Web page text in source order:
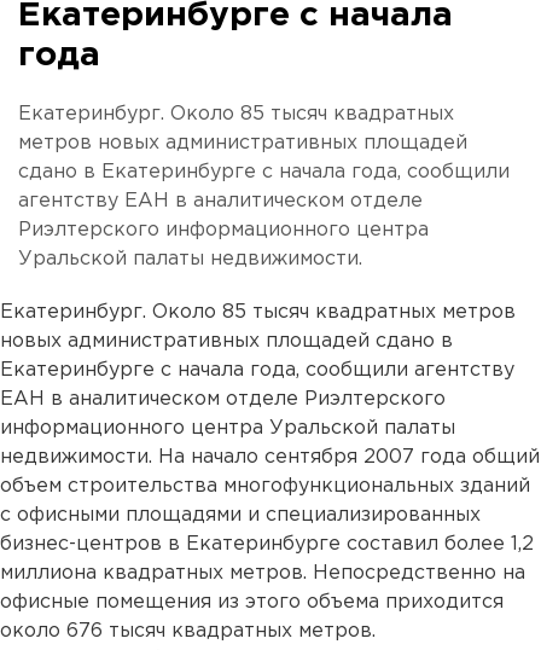
Екатеринбурге с начала
года
Екатеринбург. Около 85 тысяч квадратных
метров новых административных площадей
сдано в Екатеринбурге с начала года, сообщили
агентству ЕАН в аналитическом отделе
Риэлтерского информационного центра
Уральской палаты недвижимости.
Екатеринбург. Около 85 тысяч квадратных метров
новых административных площадей сдано в
Екатеринбурге с начала года, сообщили агентству
ЕАН в аналитическом отделе Риэлтерского
информационного центра Уральской палаты
недвижимости. На начало сентября 2007 года общий
объем строительства многофункциональных зданий
с офисными площадями и специализированных
бизнес-центров в Екатеринбурге составил более 1,2
миллиона квадратных метров. Непосредственно на
офисные помещения из этого объема приходится
около 676 тысяч квадратных метров.